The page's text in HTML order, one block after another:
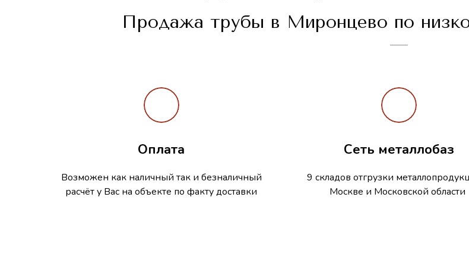
Продажа трубы в Миронцево по
Оплата
Возможен как наличный так и безналичный
расчёт у Вас на объекте по факту доставки
Сеть металлобаз
9 складов отгрузки
Москве и Московской области